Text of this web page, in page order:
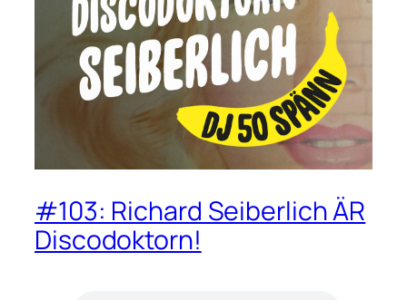
#103: Richard Seiberlich ÄR
Discodoktorn!